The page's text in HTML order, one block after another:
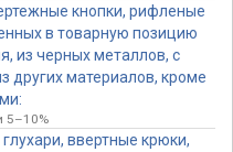
кнопки, рифленые
в товарную позицию
из черных металлов, с
других материалов, кроме
5–10%
ввертные крюки,